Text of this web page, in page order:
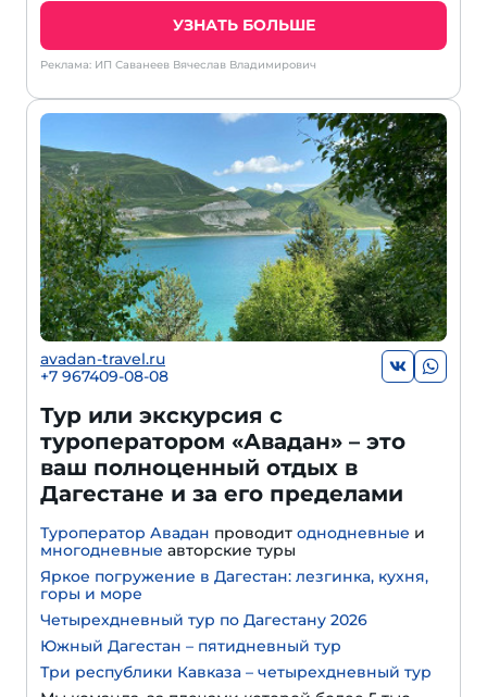
УЗНАТЬ БОЛЬШЕ
Реклама: ИП Саванеев Вячеслав Владимирович
avadan-travel.ru
+7 967409-08-08
Тур или экскурсия с
туроператором «Авадан» – это
ваш полноценный отдых в
Дагестане и за его пределами
Туроператор Авадан проводит однодневные и
многодневные авторские туры
Яркое погружение в Дагестан: лезгинка, кухня,
горы и море
Четырехдневный тур по Дагестану 2026
Южный Дагестан – пятидневный тур
Три республики Кавказа – четырехдневный тур